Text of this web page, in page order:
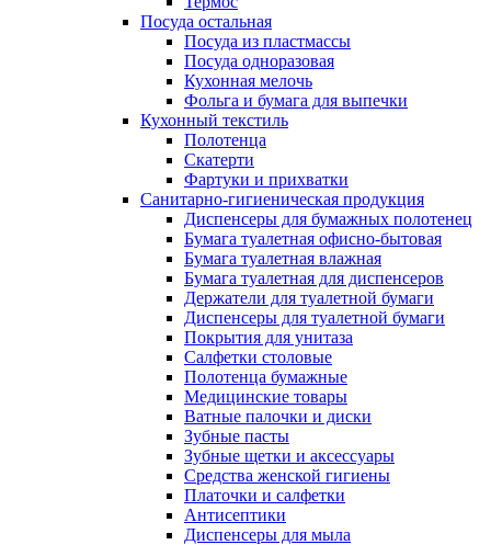
Посуда остальная
Посуда из пластмассы
Посуда одноразовая
Кухонная мелочь
Фольга и бумага для выпечки
Кухонный текстиль
Полотенца
Скатерти
Фартуки и прихватки
Санитарно-гигиеническая продукция
Диспенсеры для бумажных полотенец
Бумага туалетная офисно-бытовая
Бумага туалетная влажная
Бумага туалетная для диспенсеров
Держатели для туалетной бумаги
Диспенсеры для туалетной бумаги
Покрытия для унитаза
Салфетки столовые
Полотенца бумажные
Медицинские товары
Ватные палочки и диски
Зубные пасты
Зубные щетки и аксессуары
Средства женской гигиены
Платочки и салфетки
Антисептики
Диспенсеры для мыла